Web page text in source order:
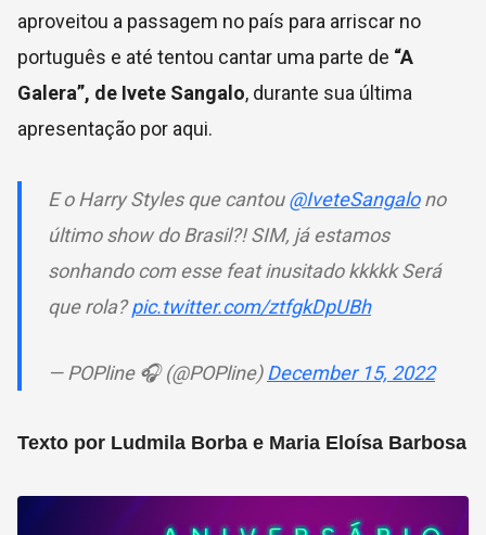
aproveitou a passagem no país para arriscar no
português e até tentou cantar uma parte de “A
Galera”, de Ivete Sangalo, durante sua última
apresentação por aqui.
E o Harry Styles que cantou@IveteSangalono
último show do Brasil?! SIM, já estamos
sonhando com esse feat inusitado kkkkk Será
que rola?pic.twitter.com/ztfgkDpUBh
— POPline 🎧 (@POPline)December 15, 2022
Texto por Ludmila Borba e Maria Eloísa Barbosa